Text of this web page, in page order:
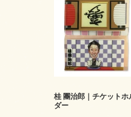
桂 團治郎｜チケットホ
ダー